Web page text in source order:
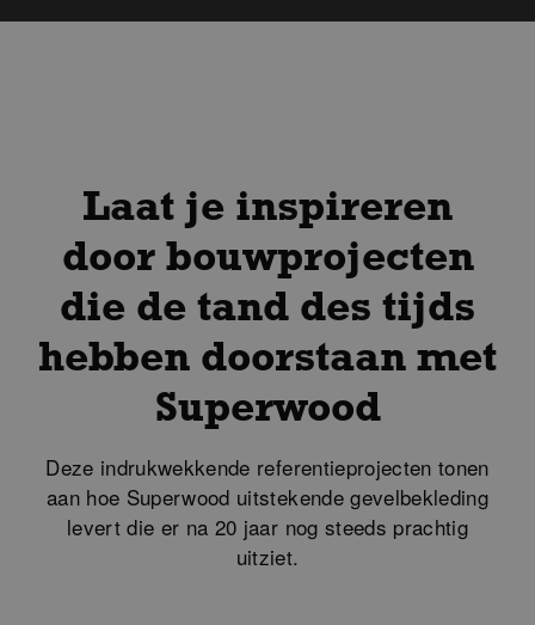
Laat je inspireren
door bouwprojecten
die de tand des tijds
hebben doorstaan met
Superwood
Deze indrukwekkende referentieprojecten tonen
aan hoe Superwood uitstekende gevelbekleding
levert die er na 20 jaar nog steeds prachtig
uitziet.